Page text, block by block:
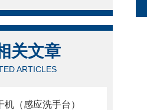
关文章
ARTICLES
（感应洗手台）